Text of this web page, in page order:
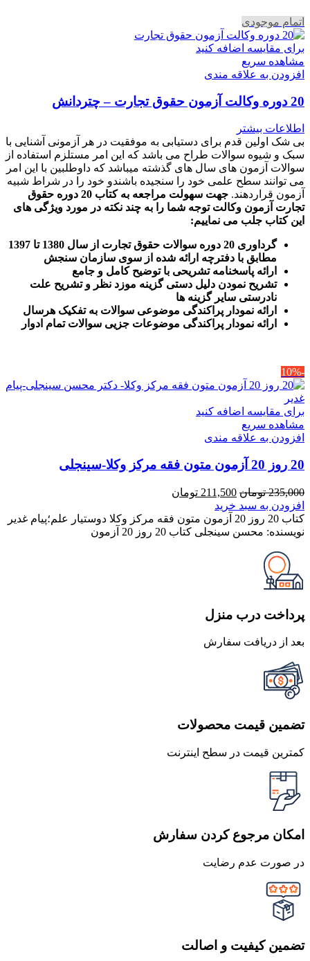
اتمام موجودی
برای مقایسه اضافه کنید
مشاهده سریع
افزودن به علاقه مندی
20 دوره وکالت آزمون حقوق تجارت – چتردانش
اطلاعات بیشتر
بی شک اولین قدم برای دستیابی به موفقیت در هر آزمونی آشنایی با
سبک و شیوه سوالات طراح می باشد که این امر مستلزم استفاده از
سوالات آزمون های سال های گذشته میباشد که داوطلبین با این امر
می توانند سطح علمی خود را سنجیده باشندو خود را در شراط شبیه
آزمون قراردهند.
جهت سهولت مراجعه به کتاب 20 دوره حقوق
تجارت آزمون وکالت توجه شما را به چند نکته در مورد ویژگی های
این کتاب جلب می نماییم:
گرداوری 20 دوره سوالات حقوق تجارت از سال 1380 تا 1397
مطابق با دفترچه ارائه شده از سوی سازمان سنجش
ارائه پاسخنامه تشریحی با توضیح کامل و جامع
تشریح نمودن دلیل دستی گزینه موزد نظر و تشریح علت
نادرستی سایر گزینه ها
ارائه نمودار پراکندگی موضوعی سوالات به تفکیک هرسال
رائه نمودار پراکندگی موضوعات جزیی سوالات تمام ادوار
-10%
برای مقایسه اضافه کنید
مشاهده سریع
افزودن به علاقه مندی
20 روز 20 آزمون متون فقه مرکز وکلا-سینجلی
235,000 تومان قیمت
اصلی
235,000 تومان
بود.
211,500 تومان
211,500 تومان
است.
افزودن به سبد خرید
کتاب 20 روز 20 آزمون متون فقه مرکز وکلا دوستیار علم؛پیام غدیر
نویسنده: محسن سینجلی کتاب 20 روز 20 آزمون
پرداخت درب منزل
بعد از دریافت سفارش
تضمین قیمت محصولات
کمترین قیمت در سطح اینترنت
امکان مرجوع کردن سفارش
در صورت عدم رضایت
تضمین کیفیت و اصالت